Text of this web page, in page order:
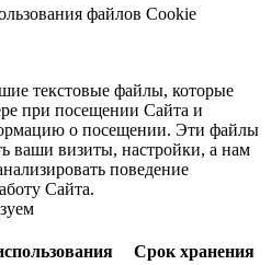
файлов Cookie
текстовые файлы, которые
при посещении Сайта и
о посещении. Эти файлы
ваши визиты, настройки, а нам
поведение
Сайта.
Срок хранения